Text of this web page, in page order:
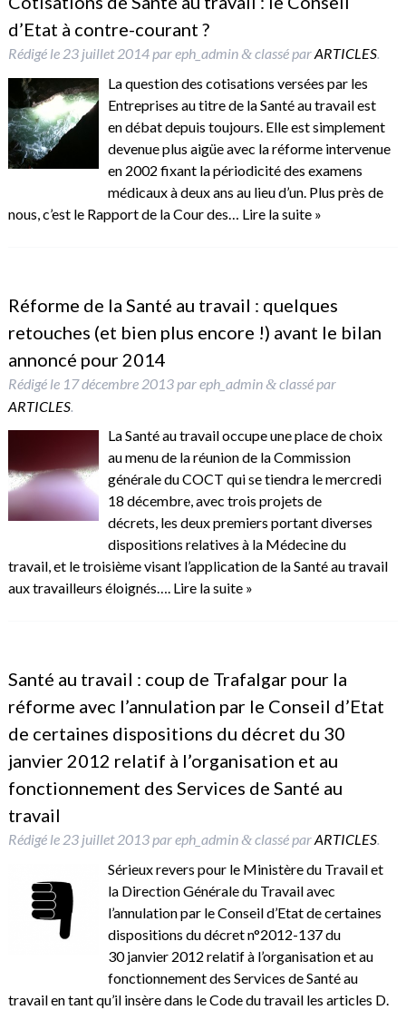
d’Etat à contre-courant ?
Rédigé le 23 juillet 2014pareph_admin &classé parARTICLES.
La question des cotisations versées par les
Entreprises au titre de la Santé au travail est
en débat depuis toujours. Elle est simplement
devenue plus aigüe avec la réforme intervenue
en 2002 fixant la périodicité des examens
médicaux à deux ans au lieu d’un. Plus près de
nous, c’est le Rapport de la Cour des… Lire la suite »
Réforme de la Santé au travail : quelques
retouches (et bien plus encore !) avant le bilan
annoncé pour 2014
Rédigé le 17 décembre 2013pareph_admin &classé par
ARTICLES.
La Santé au travail occupe une place de choix
au menu de la réunion de la Commission
générale du COCT qui se tiendra le mercredi
18 décembre, avec trois projets de
décrets, les deux premiers portant diverses
dispositions relatives à la Médecine du
travail, et le troisième visant l’application de la Santé au travail
aux travailleurs éloignés…. Lire la suite »
Santé au travail : coup de Trafalgar pour la
réforme avec l’annulation par le Conseil d’Etat
de certaines dispositions du décret du 30
janvier 2012 relatif à l’organisation et au
fonctionnement des Services de Santé au
travail
Rédigé le 23 juillet 2013pareph_admin &classé parARTICLES.
Sérieux revers pour le Ministère du Travail et
la Direction Générale du Travail avec
l’annulation par le Conseil d’Etat de certaines
dispositions du décret n°2012-137 du
30 janvier 2012 relatif à l’organisation et au
fonctionnement des Services de Santé au
travail en tant qu’il insère dans le Code du travail les articles D.